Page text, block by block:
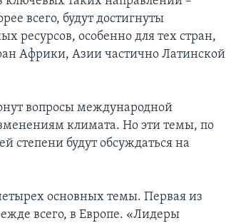
всего, будут достигнуты
ресурсов, особенно для тех стран,
Африки, Азии частично Латинской
вопросы международной
климата. Но эти темы, по
степени будут обсуждаться на
основных темы. Первая из
всего, в Европе. «Лидеры